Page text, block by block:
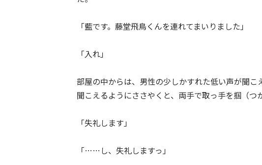
「藍です。藤堂飛鳥くんを連れてまいりました」
「入れ」
部屋の中からは、男性の少しかすれた低い声が聞
聞こえるようにささやくと、両手で取っ手を掴（つ
「失礼します」
「……し、失礼しますっ」